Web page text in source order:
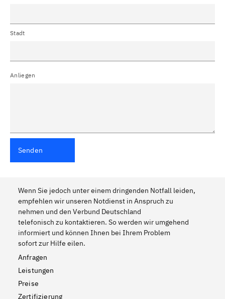
Stadt
Anliegen
Senden
Wenn Sie jedoch unter einem dringenden Notfall leiden,
empfehlen wir unseren Notdienst in Anspruch zu
nehmen und den Verbund Deutschland
telefonisch zu kontaktieren. So werden wir umgehend
informiert und können Ihnen bei Ihrem Problem
sofort zur Hilfe eilen.
Anfragen
Leistungen
Preise
Zertifizierung